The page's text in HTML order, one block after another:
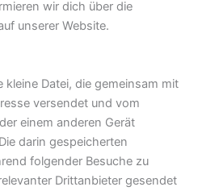
wir dich über die
unserer Website.
kleine Datei, die gemeinsam mit
versendet und vom
einem anderen Gerät
darin gespeicherten
folgender Besuche zu
Drittanbieter gesendet